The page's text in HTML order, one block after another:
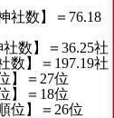
社数】＝76.18
数】＝36.25社
数】＝197.19社
】＝27位
】＝18位
位】＝26位